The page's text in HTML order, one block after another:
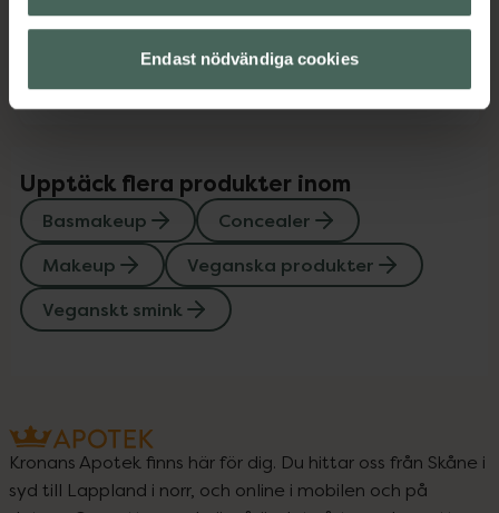
Endast nödvändiga cookies
Instruktioner
Upptäck flera produkter inom
Basmakeup
Concealer
Makeup
Veganska produkter
Veganskt smink
Kronans Apotek finns här för dig. Du hittar oss från Skåne i
syd till Lappland i norr, och online i mobilen och på